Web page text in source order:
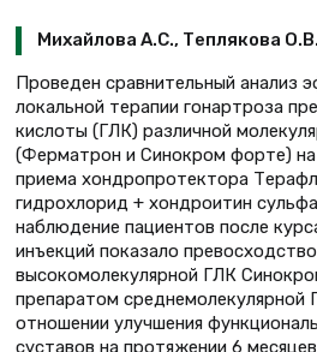
Михайлова А.С., Теплякова
Проведен сравнительный анализ
локальной терапии гонартроза
кислоты (ГЛК) различной
(Ферматрон и Синокром форте)
приема хондропротектора
гидрохлорид + хондроитин
наблюдение пациентов после
инъекций показало
высокомолекулярной ГЛК
препаратом
отношении улучшения